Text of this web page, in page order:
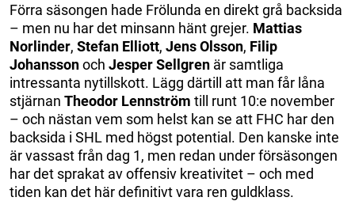
Förra säsongen hade Frölunda en direkt grå backsida
– men nu har det minsann hänt grejer. Mattias
Norlinder, Stefan Elliott, JensOlsson, Filip
Johanssonoch JesperSellgren är samtliga
intressanta nytillskott. Lägg därtill att man får låna
stjärnan Theodor Lennström till runt 10:e november
– och nästan vem som helst kan se att FHC har den
backsida i SHL med högst potential. Den kanske inte
är vassast från dag 1, men redan under försäsongen
har det sprakat av offensiv kreativitet – och med
tiden kan det här definitivt vara ren guldklass.